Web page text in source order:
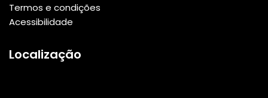
Termos e condições
Acessibilidade
Localização